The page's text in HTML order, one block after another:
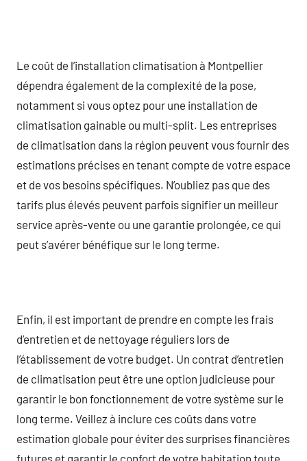
Le coût de l’installation climatisation à Montpellier
dépendra également de la complexité de la pose,
notamment si vous optez pour une installation de
climatisation gainable ou multi-split. Les entreprises
de climatisation dans la région peuvent vous fournir des
estimations précises en tenant compte de votre espace
et de vos besoins spécifiques. N’oubliez pas que des
tarifs plus élevés peuvent parfois signifier un meilleur
service après-vente ou une garantie prolongée, ce qui
peut s’avérer bénéfique sur le long terme.
Enfin, il est important de prendre en compte les frais
d’entretien et de nettoyage réguliers lors de
l’établissement de votre budget. Un contrat d’entretien
de climatisation peut être une option judicieuse pour
garantir le bon fonctionnement de votre système sur le
long terme. Veillez à inclure ces coûts dans votre
estimation globale pour éviter des surprises financières
futures et garantir le confort de votre habitation toute